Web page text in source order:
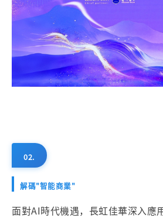
02.
解碼"智能商業"
面對AI時代機遇，長虹佳華深入應